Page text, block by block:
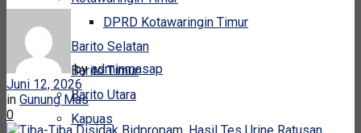
DPRD Kotawaringin Timur
Barito Selatan
Barito Timur
Barito Utara
Kapuas
by adminmasap
Juni 12, 2026
in Gunung Mas
0